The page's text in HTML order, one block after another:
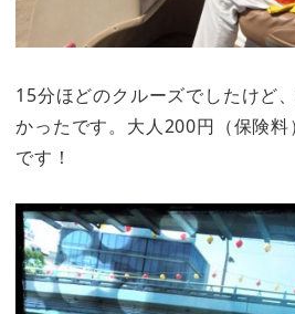
15分ほどのクルーズでしたけど
かったです。大人200円（保険
です！